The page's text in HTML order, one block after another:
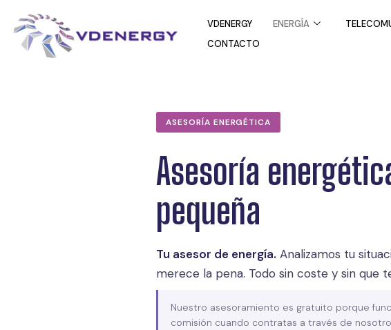
VDENERGY ENERGÍA
CONTACTO
ASESORÍA ENERGÉTICA
Asesoría
pequeña
Tu asesor de energía. Analizamos tu
merece la pena. Todo sin coste y sin que
Nuestro asesoramiento es gratuito porque
comisión cuando contratas a través de